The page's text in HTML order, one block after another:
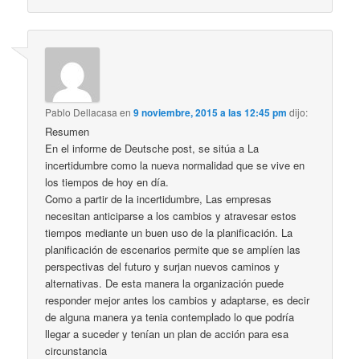
Pablo Dellacasa en9 noviembre, 2015 a las 12:45 pm dijo:
Resumen
En el informe de Deutsche post, se sitúa a La
incertidumbre como la nueva normalidad que se vive en
los tiempos de hoy en día.
Como a partir de la incertidumbre, Las empresas
necesitan anticiparse a los cambios y atravesar estos
tiempos mediante un buen uso de la planificación. La
planificación de escenarios permite que se amplíen las
perspectivas del futuro y surjan nuevos caminos y
alternativas. De esta manera la organización puede
responder mejor antes los cambios y adaptarse, es decir
de alguna manera ya tenia contemplado lo que podría
llegar a suceder y tenían un plan de acción para esa
circunstancia